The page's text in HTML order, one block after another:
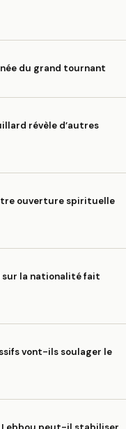
du grand tournant
révèle d’autres
ouverture spirituelle
sur la nationalité fait
vont-ils soulager le